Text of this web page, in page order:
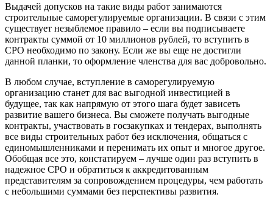
Выдачей допусков на такие виды работ занимаются
строительные саморегулируемые организации. В связи с этим
существует незыблемое правило – если вы подписываете
контракты суммой от 10 миллионов рублей, то вступить в
СРО необходимо по закону. Если же вы еще не достигли
данной планки, то оформление членства для вас добровольно.
В любом случае, вступление в саморегулируемую
организацию станет для вас выгодной инвестицией в
будущее, так как напрямую от этого шага будет зависеть
развитие вашего бизнеса. Вы сможете получать выгодные
контракты, участвовать в госзакупках и тендерах, выполнять
все виды строительных работ без исключения, общаться с
единомышленниками и перенимать их опыт и многое другое.
Обобщая все это, констатируем – лучше один раз вступить в
надежное СРО и обратиться к аккредитованным
представителям за сопровождением процедуры, чем работать
с небольшими суммами без перспективы развития.